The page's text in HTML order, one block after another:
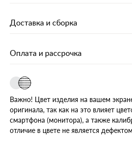
Доставка и сборка
Оплата и рассрочка
Важно! Цвет изделия на вашем
оригинала, так как на это влияет
смартфона (монитора), а также
отличие в цвете не является